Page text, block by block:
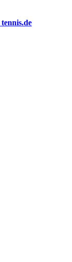
tennis.de